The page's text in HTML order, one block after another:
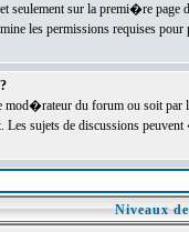
seulement sur la premi�re
les permissions requises pour
du forum ou soit par
Les sujets de discussions
Niveaux